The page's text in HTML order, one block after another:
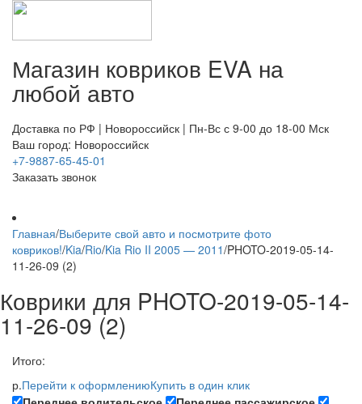
Магазин ковриков EVA ​на
любой авто
Доставка по РФ | Новороссийск | Пн-Вс с 9-00 до 18-00 Мск
Ваш город: Новороссийск
+7-9887-65-45-01
Заказать звонок
Главная/Выберите свой авто и посмотрите фото
ковриков!/Kia/Rio/Kia Rio II 2005 — 2011/PHOTO-2019-05-14-
11-26-09 (2)
Коврики для PHOTO-2019-05-14-
11-26-09 (2)
Итого:
р.Перейти к оформлениюКупить в один клик